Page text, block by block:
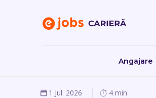
Angajare
1 Jul. 2026 4 min